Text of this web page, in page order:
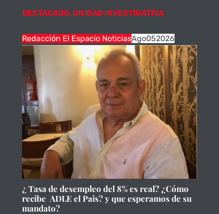
DESTACADO, UNIDAD INVESTIGATIVA
Redacción El Espacio NoticiasAgo052026
¿ Tasa de desempleo del 8% es real? ¿Cómo
recibe ADLE el Pais? y que esperamos de su
mandato?